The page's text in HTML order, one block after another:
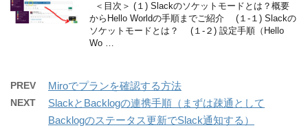
＜目次＞ (１) Slackのソケットモードとは？概要
からHello Worldの手順までご紹介 (１-１) Slackの
ソケットモードとは？ (１-２) 設定手順（Hello
Wo …
PREV Miroでプランを確認する方法
NEXT
SlackとBacklogの連携手順（まずは疎通として
Backlogのステータス更新でSlack通知する）